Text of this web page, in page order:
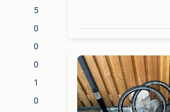
5
0
0
0
1
0